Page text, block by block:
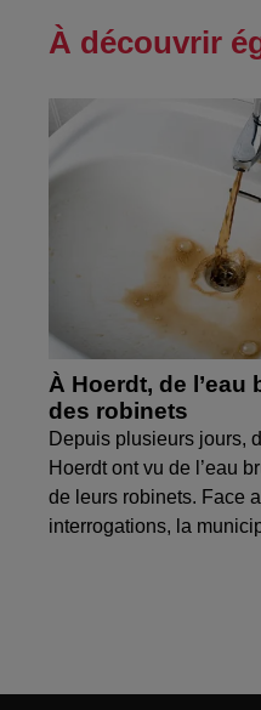
À découvrir
À Hoerdt, de l’eau
des robinets
Depuis plusieurs jours,
Hoerdt ont vu de l’eau
de leurs robinets. Face
interrogations, la